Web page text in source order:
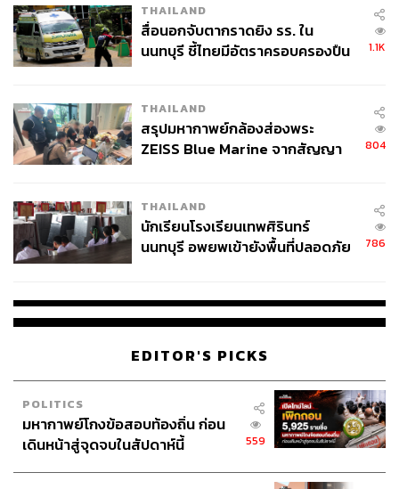
THAILAND
สื่อนอกจับตากราดยิง รร. ใน
นนทบุรี ชี้ไทยมีอัตราครอบครองปืน
1.1K
THAILAND
สรุปมหากาพย์กล้องส่องพระ
ZEISS Blue Marine จากสัญญา
จ่ายหนี้-แอบระบุแบรนด์
804
THAILAND
นักเรียนโรงเรียนเทพศิรินทร์
นนทบุรี อพยพเข้ายังพื้นที่ปลอดภัย
786
EDITOR'S PICKS
POLITICS
มหากาพย์โกงข้อสอบท้องถิ่น ก่อน
เดินหน้าสู่จุดจบในสัปดาห์นี้
559